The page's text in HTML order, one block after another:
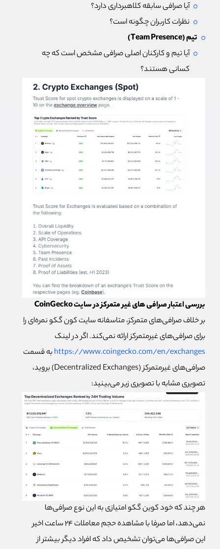
آیا صرافی سابقه کلاهبرداری دارد؟
نظرات کاربران چگونه است؟
تیم (Team Presence)
آیا تیم و کارکنان اصلی صرافی مشخص است که چه
کسانی هستند؟
بررسی اعتبار صرافی های غیر متمرکز در سایت CoinGecko
بر خلاف صرافی‌های متمرکز، متاسفانه سایت کون گکو نمره‌ای را
برای صرافی‌های غیرمتمرکز ارائه نمی‌کند. اگر در لینک
https://www.coingecko.com/en/exchanges به قسمت
صرافی‌های غیرمتمرکز (Decentralized Exchanges) بروید،
تصویری مشابه با تصویری زیر می‌بینید:
هر چند که خود کوین گکو امتیازی به این نوع صرافی‌ها
نمی‌دهد، اما صرفا با مشاهده حجم معاملات ۲۴ ساعت اخیر
این صرافی‌ها می‌توان تشخیص داد که افراد دیگر بیشتر از